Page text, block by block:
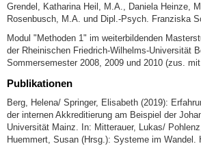
Grendel, Katharina Heil, M.A., Daniela Heinze,
Rosenbusch, M.A. und Dipl.-Psych. Franziska
Modul "Methoden 1" im weiterbildenden
der Rheinischen Friedrich-Wilhelms-Universität
Sommersemester 2008, 2009 und 2010 (zus.
Publikationen
Berg, Helena/ Springer, Elisabeth (2019):
der internen Akkreditierung am Beispiel der
Universität Mainz. In: Mitterauer, Lukas/
Huemmert, Susan (Hrsg.): Systeme im Wandel.